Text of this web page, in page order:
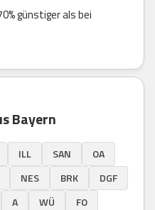
günstiger als bei
Bayern
ILL SAN
OA
NES BRK
DGF
A WÜ
FO